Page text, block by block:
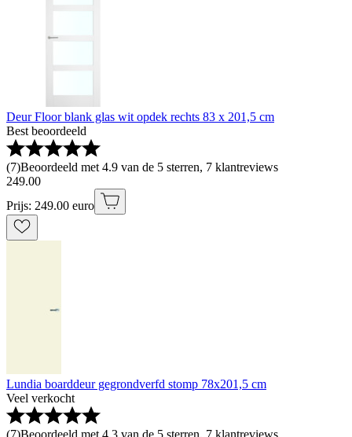
Deur Floor blank glas wit opdek rechts 83 x 201,5 cm
Best beoordeeld
(7)Beoordeeld met 4.9 van de 5 sterren, 7 klantreviews
249.00
Prijs: 249.00 euro
Lundia boarddeur gegrondverfd stomp 78x201,5 cm
Veel verkocht
(7)Beoordeeld met 4.3 van de 5 sterren, 7 klantreviews